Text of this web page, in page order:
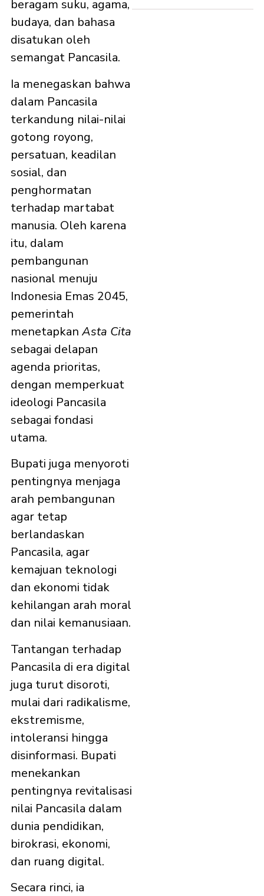
beragam suku, agama,
budaya, dan bahasa
disatukan oleh
semangat Pancasila.
Ia menegaskan bahwa
dalam Pancasila
terkandung nilai-nilai
gotong royong,
persatuan, keadilan
sosial, dan
penghormatan
terhadap martabat
manusia. Oleh karena
itu, dalam
pembangunan
nasional menuju
Indonesia Emas 2045,
pemerintah
menetapkanAsta Cita
sebagai delapan
agenda prioritas,
dengan memperkuat
ideologi Pancasila
sebagai fondasi
utama.
Bupati juga menyoroti
pentingnya menjaga
arah pembangunan
agar tetap
berlandaskan
Pancasila, agar
kemajuan teknologi
dan ekonomi tidak
kehilangan arah moral
dan nilai kemanusiaan.
Tantangan terhadap
Pancasila di era digital
juga turut disoroti,
mulai dari radikalisme,
ekstremisme,
intoleransi hingga
disinformasi. Bupati
menekankan
pentingnya revitalisasi
nilai Pancasila dalam
dunia pendidikan,
birokrasi, ekonomi,
dan ruang digital.
Secara rinci, ia